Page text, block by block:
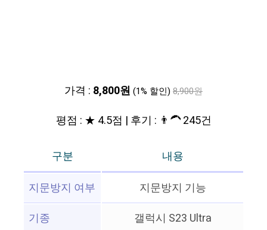
가격 : 8,800원 (1% 할인) 8,900원
평점 : ★ 4.5점 | 후기 : 👨‍🦱 245건
구분
내용
지문방지 여부
지문방지 기능
기종
갤럭시 S23 Ultra